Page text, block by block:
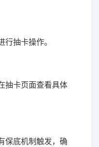
抽卡操作。
抽卡页面查看具体
保底机制触发，确